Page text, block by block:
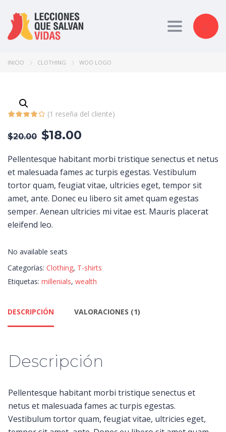
Toggle
INICIO CLOTHING WOO LOGO
(1 reseña del cliente)
$20.00 $18.00
Pellentesque habitant morbi tristique senectus et netus
et malesuada fames ac turpis egestas. Vestibulum
tortor quam, feugiat vitae, ultricies eget, tempor sit
amet, ante. Donec eu libero sit amet quam egestas
semper. Aenean ultricies mi vitae est. Mauris placerat
eleifend leo.
No available seats
Categorías: Clothing, T-shirts
Etiquetas: millenials, wealth
DESCRIPCIÓN VALORACIONES (1)
Descripción
Pellentesque habitant morbi tristique senectus et
netus et malesuada fames ac turpis egestas.
Vestibulum tortor quam, feugiat vitae, ultricies eget,